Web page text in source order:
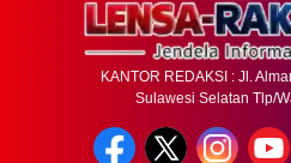
KANTOR REDAKSI : Jl.
Sulawesi Selatan Tlp/